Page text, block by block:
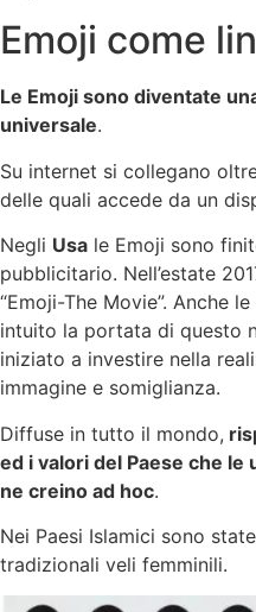
Emoji come
Le Emoji sono diventate
universale.
Su internet si collegano
delle quali accede da un
Negli Usa le Emoji sono
pubblicitario. Nell’estate
“Emoji-The Movie”. Anche
intuito la portata di questo
iniziato a investire nella
immagine e somiglianza.
Diffuse in tutto il mondo,
ed i valori del Paese che
ne creino ad hoc.
Nei Paesi Islamici sono
tradizionali veli femminili.